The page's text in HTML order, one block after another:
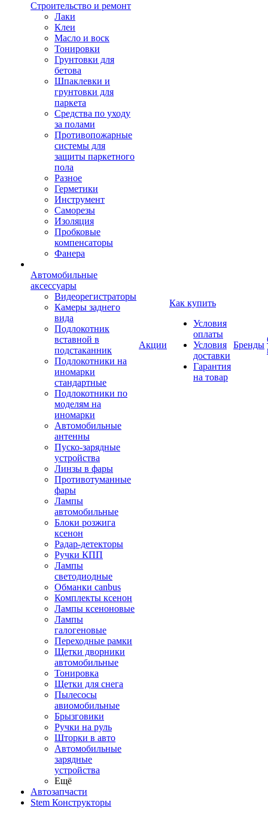
Строительство и ремонт
Лаки
Клеи
Масло и воск
Тонировки
Грунтовки для
бетова
Шпаклевки и
грунтовки для
паркета
Средства по уходу
за полами
Противопожарные
системы для
защиты паркетного
пола
Разное
Герметики
Инструмент
Саморезы
Изоляция
Пробковые
компенсаторы
Фанера
Автомобильные
аксессуары
Видеорегистраторы
Камеры заднего
вида
Подлокотник
вставной в
подстаканник
Подлокотники на
иномарки
стандартные
Подлокотники по
моделям на
иномарки
Автомобильные
антенны
Пуско-зарядные
устройства
Линзы в фары
Противотуманные
фары
Лампы
автомобильные
Блоки розжига
ксенон
Радар-детекторы
Ручки КПП
Лампы
светодиодные
Обманки canbus
Комплекты ксенон
Лампы ксеноновые
Лампы
галогеновые
Переходные рамки
Щетки дворники
автомобильные
Тонировка
Щетки для снега
Пылесосы
авиомобильные
Брызговики
Ручки на руль
Шторки в авто
Автомобильные
зарядные
устройства
Ещё
Автозапчасти
Stem Конструкторы
Акции
Как купить
Условия
оплаты
Условия
доставки
Гарантия
на товар
Бренды